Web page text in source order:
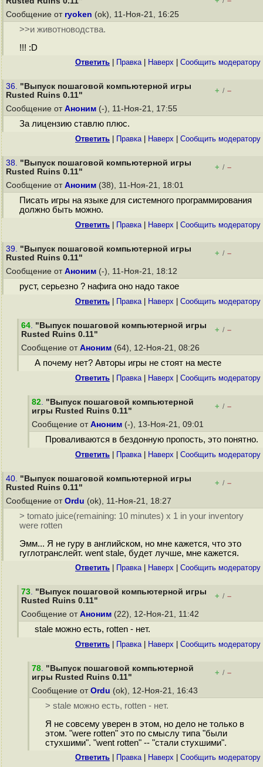
Сообщение от ryoken (ok), 11-Ноя-21, 16:25
>>и животноводства.
!!! :D
Ответить Правка| Наверх Cообщить модератору
36. "Выпуск пошаговой компьютерной игры
Rusted Ruins 0.11"
+ / –
Сообщение от Аноним (-), 11-Ноя-21, 17:55
За лицензию ставлю плюс.
Ответить Правка| Наверх Cообщить модератору
38. "Выпуск пошаговой компьютерной игры
Rusted Ruins 0.11"
+ / –
Сообщение от Аноним (38), 11-Ноя-21, 18:01
Писать игры на языке для системного программирования
должно быть можно.
Ответить Правка| Наверх Cообщить модератору
39. "Выпуск пошаговой компьютерной игры
Rusted Ruins 0.11"
+ / –
Сообщение от Аноним (-), 11-Ноя-21, 18:12
руст, серьезно ? нафига оно надо такое
Ответить Правка| Наверх Cообщить модератору
64. "Выпуск пошаговой компьютерной игры
Rusted Ruins 0.11"
+ / –
Сообщение от Аноним (64), 12-Ноя-21, 08:26
А почему нет? Авторы игры не стоят на месте
Ответить Правка| Наверх Cообщить модератору
82. "Выпуск пошаговой компьютерной
игры Rusted Ruins 0.11"
+ / –
Сообщение от Аноним (-), 13-Ноя-21, 09:01
Проваливаются в бездонную пропость, это понятно.
Ответить Правка| Наверх Cообщить модератору
40. "Выпуск пошаговой компьютерной игры
Rusted Ruins 0.11"
+ / –
Сообщение от Ordu (ok), 11-Ноя-21, 18:27
> tomato juice(remaining: 10 minutes) x 1 in your inventory
were rotten
Эмм... Я не гуру в английском, но мне кажется, что это
гуглотранслейт. went stale, будет лучше, мне кажется.
Ответить Правка| Наверх Cообщить модератору
73. "Выпуск пошаговой компьютерной игры
Rusted Ruins 0.11"
+ / –
Сообщение от Аноним (22), 12-Ноя-21, 11:42
stale можно есть, rotten - нет.
Ответить Правка| Наверх Cообщить модератору
78. "Выпуск пошаговой компьютерной
игры Rusted Ruins 0.11"
+ / –
Сообщение от Ordu (ok), 12-Ноя-21, 16:43
> stale можно есть, rotten - нет.
Я не совсему уверен в этом, но дело не только в
этом. "were rotten" это по смыслу типа "были
cтухшими". "went rotten" -- "стали стухшими".
Ответить Правка| Наверх Cообщить модератору